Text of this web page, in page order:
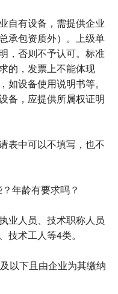
有设备，需提供企业
承包资质外）。上级单
，否则不予认可。标准
的，发票上不能体现
如设备使用说明书等。
备，应提供所属权证明
中可以不填写，也不
年龄有要求吗？
人员、技术职称人员
技术工人等4类。
下且由企业为其缴纳